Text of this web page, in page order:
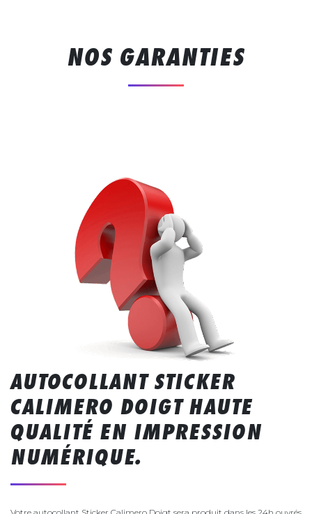
NOS GARANTIES
AUTOCOLLANT STICKER
CALIMERO DOIGT HAUTE
QUALITÉ EN IMPRESSION
NUMÉRIQUE.